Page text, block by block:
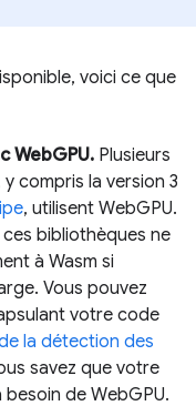
voici ce que
WebGPU. Plusieurs
compris la version 3
, utilisent WebGPU.
bibliothèques ne
à Wasm si
Vous pouvez
votre code
la détection des
savez que votre
de WebGPU.